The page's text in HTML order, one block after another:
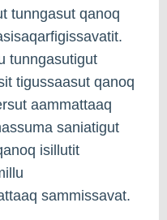
tunngasut qanoq
tunngasutigut
tigussaasut qanoq
aammattaaq
saniatigut
isillutit
sammissavat.